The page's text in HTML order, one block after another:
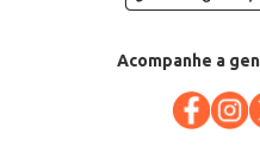
Acompanhe a